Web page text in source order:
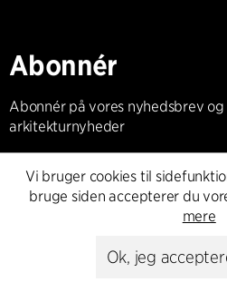
Abonnér
Abonnér på vores nyhedsbrev
arkitekturnyheder
Abonnér
Vi bruger cookies til
bruge siden accepterer du
mere
Ok, jeg